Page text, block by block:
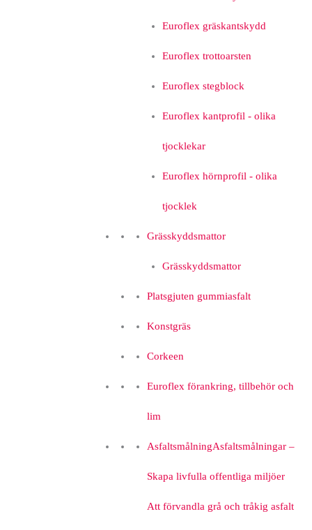
Euroflex gräskantskydd
Euroflex trottoarsten
Euroflex stegblock
Euroflex kantprofil - olika
tjocklekar
Euroflex hörnprofil - olika
tjocklek
Grässkyddsmattor
Grässkyddsmattor
Platsgjuten gummiasfalt
Konstgräs
Corkeen
Euroflex förankring, tillbehör och
lim
AsfaltsmålningAsfaltsmålningar –
Skapa livfulla offentliga miljöer
Att förvandla grå och tråkig asfalt